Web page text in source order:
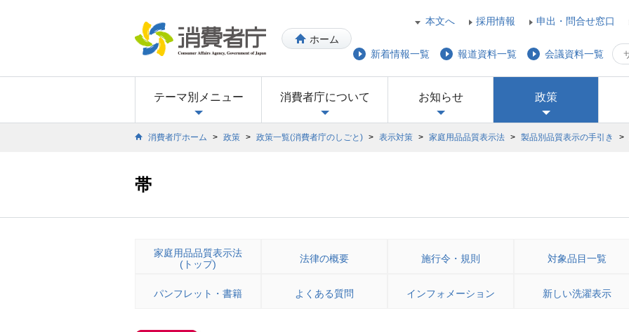
ホーム
本文へ 採用情報 申出・問合せ窓口
新着情報一覧 報道資料一覧 会議資料一覧
テーマ別メニュー 消費者庁について お知らせ 政策
消費者庁ホーム > 政策 > 政策一覧(消費者庁のしごと) > 表示対策 > 家庭用品品質表示法 > 製品別品質表示の手引き >
帯
家庭用品品質表示法
(トップ)
法律の概要 施行令・規則 対象品目一覧
パンフレット・書籍 よくある質問 インフォメーション 新しい洗濯表示